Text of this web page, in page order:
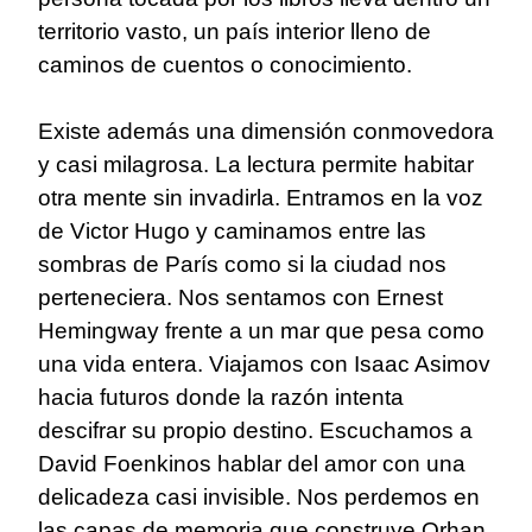
territorio vasto, un país interior lleno de
caminos de cuentos o conocimiento.
Existe además una dimensión conmovedora
y casi milagrosa. La lectura permite habitar
otra mente sin invadirla. Entramos en la voz
de Victor Hugo y caminamos entre las
sombras de París como si la ciudad nos
perteneciera. Nos sentamos con Ernest
Hemingway frente a un mar que pesa como
una vida entera. Viajamos con Isaac Asimov
hacia futuros donde la razón intenta
descifrar su propio destino. Escuchamos a
David Foenkinos hablar del amor con una
delicadeza casi invisible. Nos perdemos en